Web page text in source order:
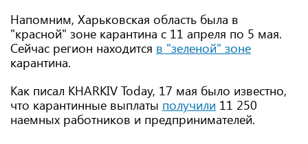
Напомним, Харьковская область была в
"красной" зоне карантина с 11 апреля по 5 мая.
Сейчас регион находится в "зеленой" зоне
карантина.
Как писал KHARKIV Today, 17 мая было известно,
что карантинные выплаты получили 11 250
наемных работников и предпринимателей.